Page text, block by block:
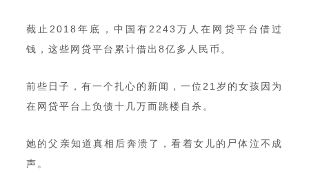
截止2018年底，中国有2243万人在网贷平台借过
钱，这些网贷平台累计借出8亿多人民币。
前些日子，有一个扎心的新闻，一位21岁的女孩因为
在网贷平台上负债十几万而跳楼自杀。
她的父亲知道真相后奔溃了，看着女儿的尸体泣不成
声。